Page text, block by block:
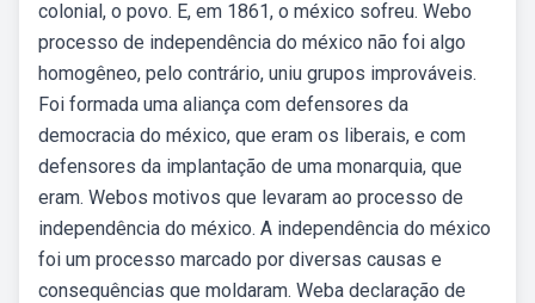
colonial, o povo. E, em 1861, o méxico sofreu. Webo
processo de independência do méxico não foi algo
homogêneo, pelo contrário, uniu grupos improváveis.
Foi formada uma aliança com defensores da
democracia do méxico, que eram os liberais, e com
defensores da implantação de uma monarquia, que
eram. Webos motivos que levaram ao processo de
independência do méxico. A independência do méxico
foi um processo marcado por diversas causas e
consequências que moldaram. Weba declaração de